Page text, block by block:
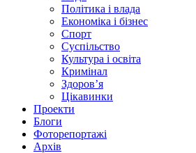
Політика і влада
Економіка і бізнес
Спорт
Суспільство
Культура і освіта
Кримінал
Здоров’я
Цікавинки
Проекти
Блоги
Фоторепортажі
Архів